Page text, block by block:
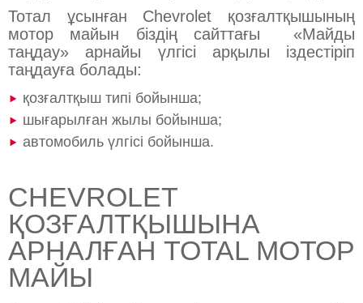
Тотал ұсынған Chevrolet қозғалтқышының
мотор майын біздің сайттағы «Майды
таңдау» арнайы үлгісі арқылы іздестіріп
таңдауға болады:
қозғалтқыш типі бойынша;
шығарылған жылы бойынша;
автомобиль үлгісі бойынша.
CHEVROLET
ҚОЗҒАЛТҚЫШЫНА
АРНАЛҒАН TOTAL МОТОР
МАЙЫ